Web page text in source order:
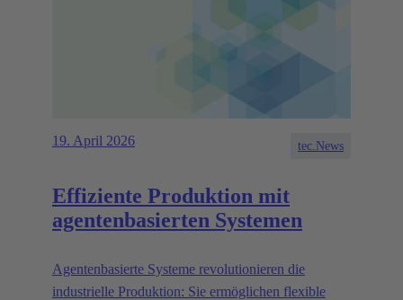
19. April 2026 tec.News
Effiziente Produktion mit
agentenbasierten Systemen
Agentenbasierte Systeme revolutionieren die
industrielle Produktion: Sie ermöglichen flexible